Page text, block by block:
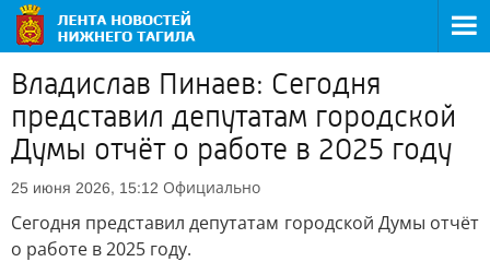
Владислав Пинаев: Сегодня
представил депутатам городской
Думы отчёт о работе в 2025 году
25 июня 2026, 15:12 Официально
Сегодня представил депутатам городской Думы отчёт
о работе в 2025 году.